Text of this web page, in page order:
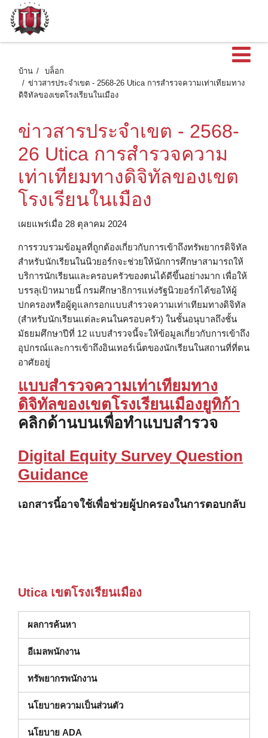
เ
บ้าน
บล็อก
ข่าวสารประจำเขต - 2568-26 Utica การสำรวจความเท่าเทียมทาง
ดิจิทัลของเขตโรงเรียนในเมือง
ข่าวสารประจำเขต - 2568-
26 Utica การสำรวจความ
เท่าเทียมทางดิจิทัลของเขต
โรงเรียนในเมือง
เผยแพร่เมื่อ 28 ตุลาคม 2024
การรวบรวมข้อมูลที่ถูกต้องเกี่ยวกับการเข้าถึงทรัพยากรดิจิทัล
สำหรับนักเรียนในนิวยอร์กจะช่วยให้นักการศึกษาสามารถให้
บริการนักเรียนและครอบครัวของตนได้ดีขึ้นอย่างมาก เพื่อให้
บรรลุเป้าหมายนี้ กรมศึกษาธิการแห่งรัฐนิวยอร์กได้ขอให้ผู้
ปกครองหรือผู้ดูแลกรอกแบบสำรวจความเท่าเทียมทางดิจิทัล
(สำหรับนักเรียนแต่ละคนในครอบครัว) ในชั้นอนุบาลถึงชั้น
มัธยมศึกษาปีที่ 12 แบบสำรวจนี้จะให้ข้อมูลเกี่ยวกับการเข้าถึง
อุปกรณ์และการเข้าถึงอินเทอร์เน็ตของนักเรียนในสถานที่ที่ตน
อาศัยอยู่
แบบสำรวจความเท่าเทียมทาง
ดิจิทัลของเขตโรงเรียนเมืองยูทิก้า
คลิกด้านบนเพื่อทำแบบสำรวจ
Digital Equity Survey Question
Guidance
เอกสารนี้อาจใช้เพื่อช่วยผู้ปกครองในการตอบกลับ
Utica เขตโรงเรียนเมือง
ผลการค้นหา
อีเมลพนักงาน
ทรัพยากรพนักงาน
นโยบายความเป็นส่วนตัว
นโยบาย ADA